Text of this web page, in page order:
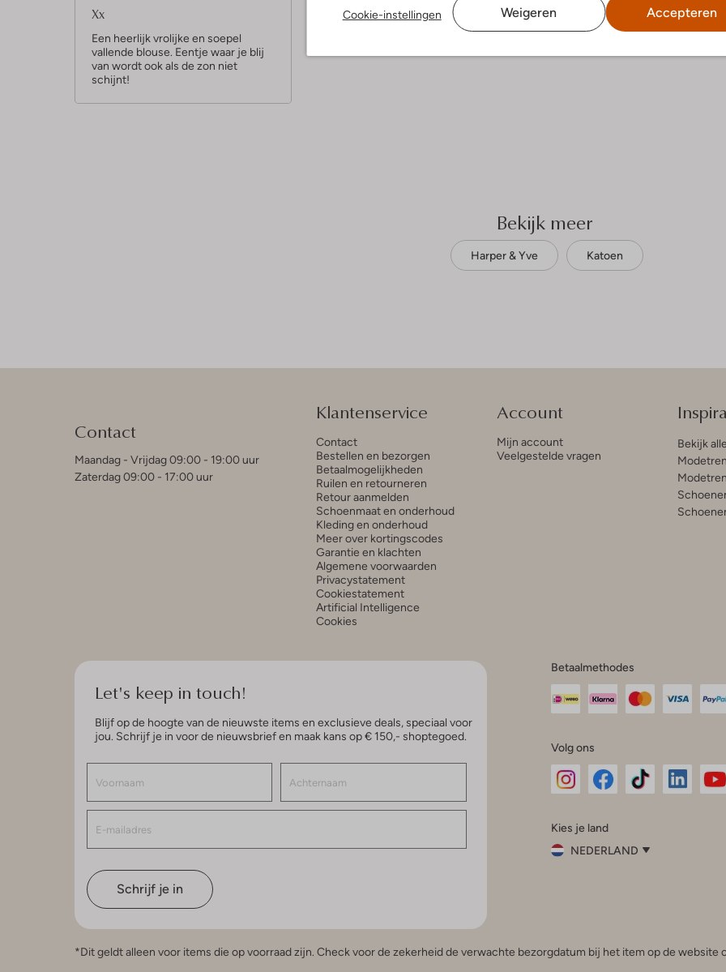
Cookie-instellingen Weigeren Accepteren
t
e
r
r
e
Xx
Een heerlijk vrolijke en soepel
vallende blouse. Eentje waar je blij
van wordt ook als de zon niet
schijnt!
Bekijk meer
Harper & Yve Katoen
Contact
Maandag - Vrijdag 09:00 - 19:00 uur
Zaterdag 09:00 - 17:00 uur
Klantenservice
Contact
Bestellen en bezorgen
Betaalmogelijkheden
Ruilen en retourneren
Retour aanmelden
Schoenmaat en onderhoud
Kleding en onderhoud
Meer over kortingscodes
Garantie en klachten
Algemene voorwaarden
Privacystatement
Cookiestatement
Artificial Intelligence
Cookies
Account
Mijn account
Veelgestelde vragen
Bekijk
Let's keep in touch!
Blijf op de hoogte van de nieuwste items en exclusieve deals, speciaal voor
jou. Schrijf je in voor de nieuwsbrief en maak kans op € 150,- shoptegoed.
Schrijf je in
Betaalmethodes
Volg ons
InstagramFacebook
Kies je land
NEDERLAND
België (Nederlands)
*Dit geldt alleen voor items die op voorraad zijn. Check voor de zekerheid de verwachte bezorgdatum bij het item op de website